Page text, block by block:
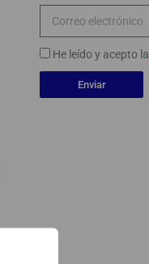
He leído y acepto la
Enviar